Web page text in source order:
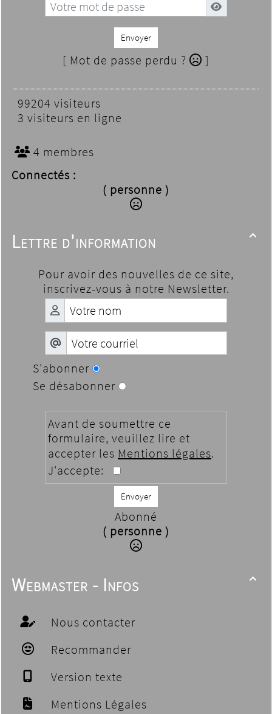
Envoyer
[ Mot de passe perdu ? ]
99204 visiteurs
3 visiteurs en ligne
4 membres
Connectés :
( personne )

Lettre d'information
Pour avoir des nouvelles de ce site,
inscrivez-vous à notre Newsletter.
S'abonner
Se désabonner
Avant de soumettre ce
formulaire, veuillez lire et
accepter les Mentions légales.
J'accepte:
Envoyer
Abonné
( personne )

Webmaster - Infos
Nous contacter
Recommander
Version texte
Mentions Légales